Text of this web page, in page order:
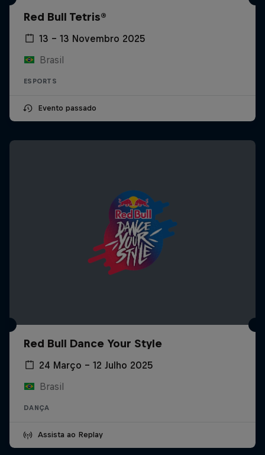
Red Bull Tetris®
13 – 13 Novembro 2025
Brasil
ESPORTS
Evento passado
Red Bull Dance Your Style
24 Março – 12 Julho 2025
Brasil
DANÇA
Assista ao Replay